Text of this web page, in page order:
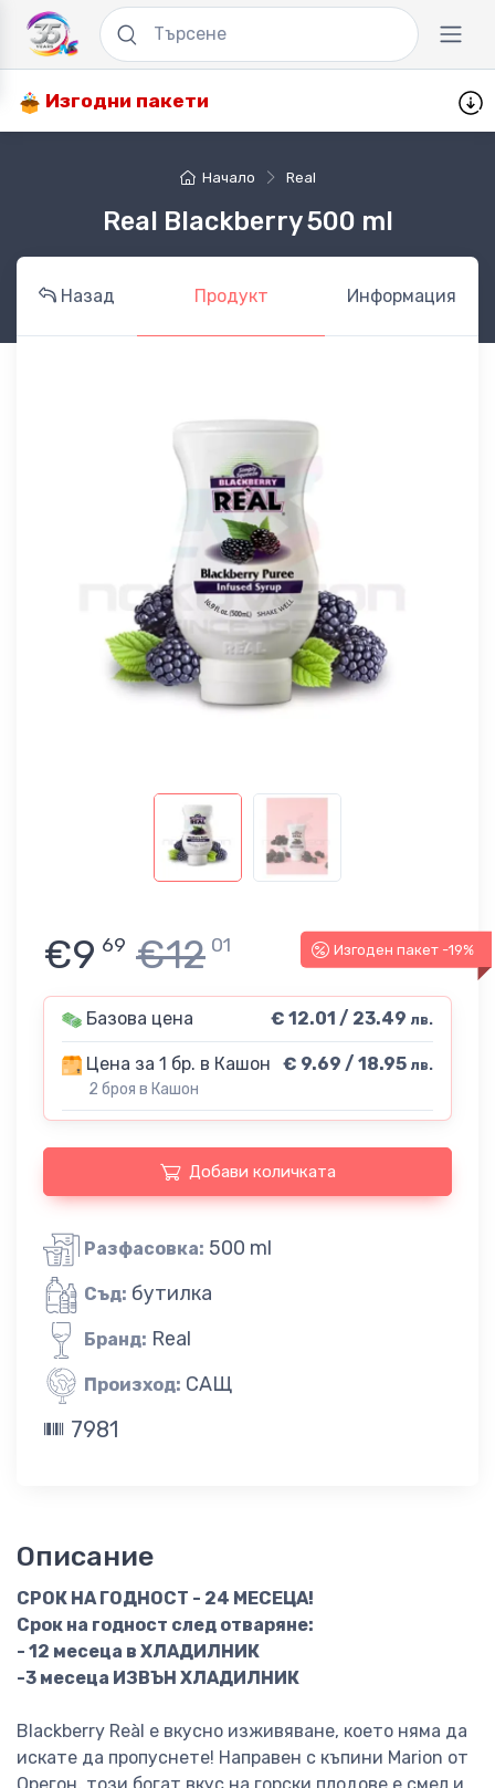
Изгодни пакети
Начало Real
Real Blackberry 500 ml
Назад Продукт Информация
Изгоден пакет -19%
€9 69 €12 01
Базова цена € 12.01 / 23.49 лв.
Цена за 1 бр. в Кашон
2 броя в Кашон
€ 9.69 / 18.95 лв.
Добави количката
Разфасовка: 500 ml
Съд: бутилка
Бранд: Real
Произход: САЩ
7981
Описание
СРОК НА ГОДНОСТ - 24 МЕСЕЦА!
Срок на годност след отваряне:
- 12 месеца в ХЛАДИЛНИК
-3 месеца ИЗВЪН ХЛАДИЛНИК
Blackberry Reàl е вкусно изживяване, което няма да
искате да пропуснете! Направен с къпини Marion от